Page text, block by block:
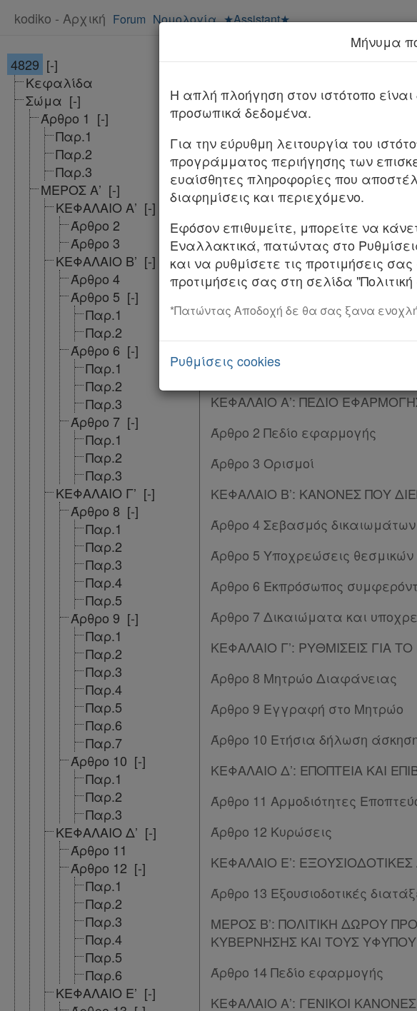
kodiko - Αρχική Forum Νομολογία ★Assistant★
Χρήσιμα
Assistant
Νομολογία
Kodiko
Forum
Αναζήτηση
Κ.Α.Δ.
4829 [-]
Κεφαλίδα
Σώμα [-]
Άρθρο 1 [-]
Παρ.1
Παρ.2
Παρ.3
ΜΕΡΟΣ Α’ [-]
ΚΕΦΑΛΑΙΟ Α’ [-]
Άρθρο 2
Άρθρο 3
ΚΕΦΑΛΑΙΟ Β’ [-]
Άρθρο 4
Άρθρο 5 [-]
Παρ.1
Παρ.2
Άρθρο 6 [-]
Παρ.1
Παρ.2
Παρ.3
Άρθρο 7 [-]
Παρ.1
Παρ.2
Παρ.3
ΚΕΦΑΛΑΙΟ Γ’ [-]
Άρθρο 8 [-]
Παρ.1
Παρ.2
Παρ.3
Παρ.4
Παρ.5
Άρθρο 9 [-]
Παρ.1
Παρ.2
Παρ.3
Παρ.4
Παρ.5
Παρ.6
Παρ.7
Άρθρο 10 [-]
Παρ.1
Παρ.2
Παρ.3
ΚΕΦΑΛΑΙΟ Δ’ [-]
Άρθρο 11
Άρθρο 12 [-]
Παρ.1
Παρ.2
Παρ.3
Παρ.4
Παρ.5
Παρ.6
ΚΕΦΑΛΑΙΟ Ε’ [-]
ΦΕΚ Αλλαγές που επέφερε
Ενίσχυση διαφάνειας και
αποκατάσταση της
διατάξεις.
Η ΠΡΟΕΔΡΟΣ
ΤΗΣ ΕΛΛΗΝΙΚΗΣ ΔΗΜΟΚΡΑΤΙΑΣ
Εκδίδομε τον ακόλουθο νόμο
Άρθρο 1 Σκοπός Αντικείμενο
ΜΕΡΟΣ Α’: ΡΥΘΜΙΣΗ
ΤΗΣ ΠΟΛΙΤΕΙΑΣ
ΚΕΦΑΛΑΙΟ Α’: ΠΕΔΙΟ
Άρθρο 2 Πεδίο εφαρμογής
Άρθρο 3 Ορισμοί
ΚΕΦΑΛΑΙΟ Β’: ΚΑΝΟΝΕΣ ΠΟΥ
Άρθρο 4 Σεβασμός
Άρθρο 5 Υποχρεώσεις
Άρθρο 6 Εκπρόσωπος
Άρθρο 7 Δικαιώματα και
ΚΕΦΑΛΑΙΟ Γ’: ΡΥΘΜΙΣΕΙΣ ΓΙΑ
Άρθρο 8 Μητρώο Διαφάνειας
Άρθρο 9 Εγγραφή στο Μητρώο
Άρθρο 10 Ετήσια δήλωση
ΚΕΦΑΛΑΙΟ Δ’: ΕΠΟΠΤΕΙΑ ΚΑΙ
Άρθρο 11 Αρμοδιότητες
Άρθρο 12 Κυρώσεις
ΚΕΦΑΛΑΙΟ Ε’:
Άρθρο 13 Εξουσιοδοτικές
ΜΕΡΟΣ Β’: ΠΟΛΙΤΙΚΗ ΔΩΡΟΥ
ΚΥΒΕΡΝΗΣΗΣ ΚΑΙ ΤΟΥΣ
Άρθρο 14 Πεδίο εφαρμογής
ΚΕΦΑΛΑΙΟ Α’: ΓΕΝΙΚΟΙ ΚΑΝΟΝΕΣ
Μήνυμα
H απλή πλοήγηση στον ιστότοπο
προσωπικά δεδομένα.
Για την εύρυθμη λειτουργία του
προγράμματος περιήγησης των
ευαίσθητες πληροφορίες που
διαφημίσεις και περιεχόμενο.
Εφόσον επιθυμείτε, μπορείτε να
Εναλλακτικά, πατώντας στο
και να ρυθμίσετε τις προτιμήσεις
προτιμήσεις σας στη σελίδα
*Πατώντας Αποδοχή δε θα σας ξανα
Ρυθμίσεις cookies